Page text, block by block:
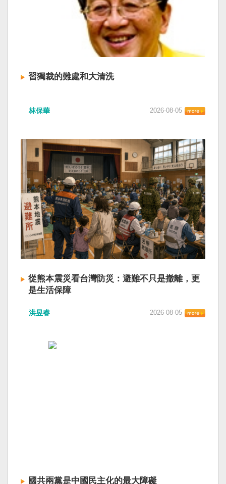
習獨裁的難處和大清洗
林保華 2026-08-05
從熊本震災看台灣防災：避難不只是撤離，更
是生活保障
洪昱睿 2026-08-05
國共兩黨是中國民主化的最大障礙